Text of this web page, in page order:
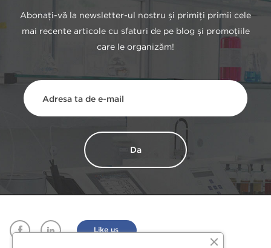
Abonați-vă la newsletter-ul nostru și primiți primii cele
mai recente articole cu sfaturi de pe blog și promoțiile
care le organizăm!
FacebookLinkedinLike us